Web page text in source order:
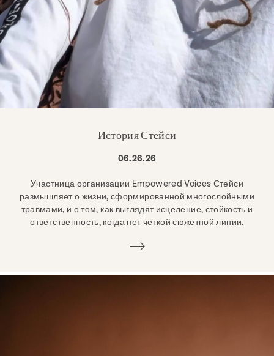
История Стейси
06.26.26
Участница организации Empowered Voices Стейси
размышляет о жизни, сформированной многослойными
травмами, и о том, как выглядят исцеление, стойкость и
ответственность, когда нет четкой сюжетной линии.